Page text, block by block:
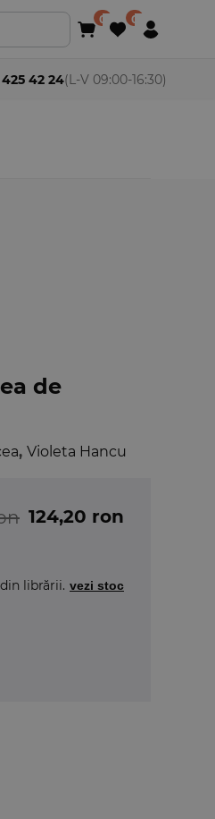
425 42 24(L-V 09:00-16:30)
de
, Violeta Hancu
124,20 ron
librării. vezi stoc